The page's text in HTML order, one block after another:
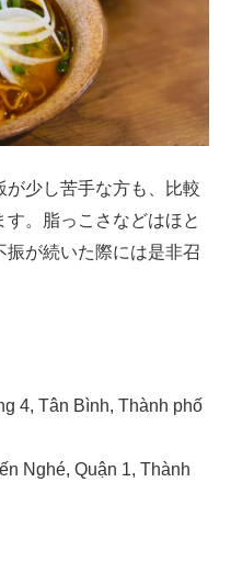
が少し苦手な方も、比較
。脂っこさなどはほと
振が続いた際には是非召
4, Tân Bình, Thành phố
Nghé, Quận 1, Thành